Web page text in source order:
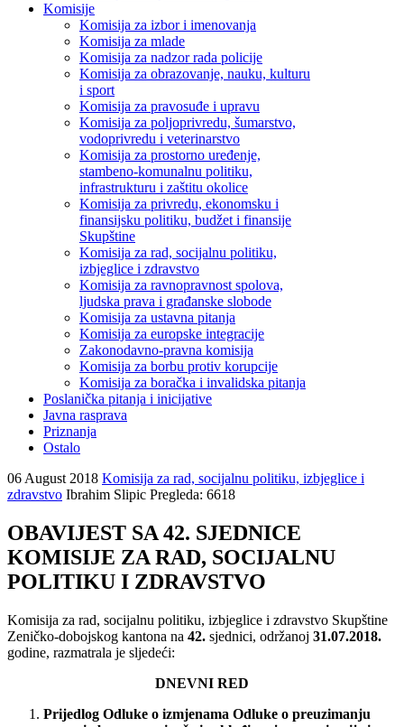
Komisije
Komisija za izbor i imenovanja
Komisija za mlade
Komisija za nadzor rada policije
Komisija za obrazovanje, nauku, kulturu
i sport
Komisija za pravosuđe i upravu
Komisija za poljoprivredu, šumarstvo,
vodoprivredu i veterinarstvo
Komisija za prostorno uređenje,
stambeno-komunalnu politiku,
infrastrukturu i zaštitu okolice
Komisija za privredu, ekonomsku i
finansijsku politiku, budžet i finansije
Skupštine
Komisija za rad, socijalnu politiku,
izbjeglice i zdravstvo
Komisija za ravnopravnost spolova,
ljudska prava i građanske slobode
Komisija za ustavna pitanja
Komisija za europske integracije
Zakonodavno-pravna komisija
Komisija za borbu protiv korupcije
Komisija za boračka i invalidska pitanja
Poslanička pitanja i inicijative
Javna rasprava
Priznanja
Ostalo
06 August 2018 Komisija za rad, socijalnu politiku, izbjeglice i
zdravstvo Ibrahim Slipic Pregleda: 6618
OBAVIJEST SA 42. SJEDNICE
KOMISIJE ZA RAD, SOCIJALNU
POLITIKU I ZDRAVSTVO
Komisija za rad, socijalnu politiku, izbjeglice i zdravstvo Skupštine
Zeničko-dobojskog kantona na 42. sjednici, održanoj 31.07.2018.
godine, razmatrala je sljedeći:
DNEVNI RED
Prijedlog Odluke o izmjenama Odluke o preuzimanju